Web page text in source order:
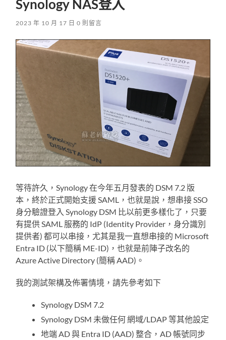
Synology NAS登入
2023 年 10 月 17 日 0 則留言
等待許久，Synology 在今年五月發表的 DSM 7.2 版
本，終於正式開始支援 SAML，也就是說，想串接 SSO
身分驗證登入 Synology DSM 比以前更多樣化了，只要
有提供 SAML 服務的 IdP (Identity Provider，身分識別
提供者) 都可以串接，尤其是我一直想串接的 Microsoft
Entra ID (以下簡稱 ME-ID)，也就是前陣子改名的
Azure Active Directory (簡稱 AAD)。
我的測試架構及佈署情境，請先參考如下
Synology DSM 7.2
Synology DSM 未做任何 網域/LDAP 等其他設定
地端 AD 與 Entra ID (AAD) 整合，AD 帳號同步